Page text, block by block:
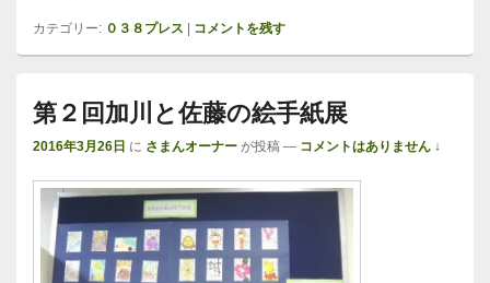
カテゴリー: ０３８プレス コメントを残す
第２回加川と佐藤の絵手紙展
2016年3月26日 に さまんオーナー が投稿 — コメントはありません ↓